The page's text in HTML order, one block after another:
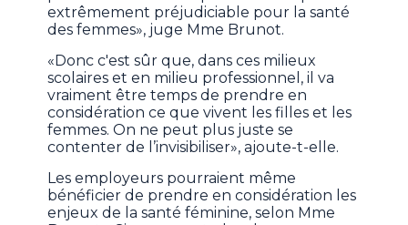
extrêmement préjudiciable pour la santé
des femmes», juge Mme Brunot.
«Donc c'est sûr que, dans ces milieux
scolaires et en milieu professionnel, il va
vraiment être temps de prendre en
considération ce que vivent les filles et les
femmes. On ne peut plus juste se
contenter de l’invisibiliser», ajoute-t-elle.
Les employeurs pourraient même
bénéficier de prendre en considération les
enjeux de la santé féminine, selon Mme